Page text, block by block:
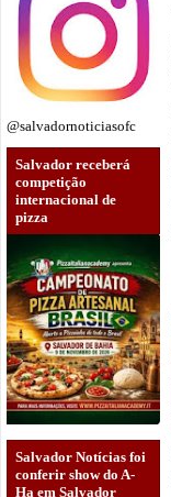
@salvadornoticiasofc
Salvador receberá
competição
internacional de
pizza
Salvador Notícias foi
conferir show do A-
Ha em Salvador